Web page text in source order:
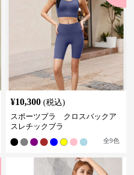
¥10,300 (税込)
スポーツブラ クロスバックア
スレチックブラ
全9色